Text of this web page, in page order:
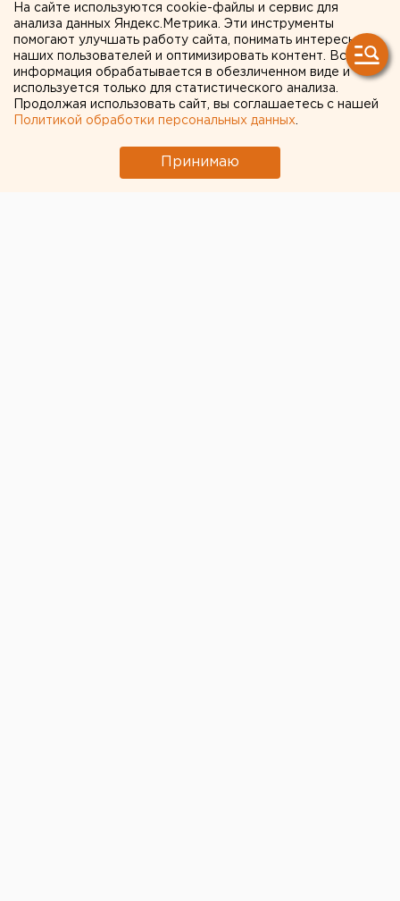
ЧИТАЙТЕ ТАКЖЕ:
Ракетная опасность угрожает Челябинской
области
Прокуратура не оставляет попыток добиться
сноса «Шарташ Пляжа» в Екатеринбурге
На сайте используются cookie-файлы и сервис для
анализа данных Яндекс.Метрика. Эти инструменты
помогают улучшать работу сайта, понимать интересы
наших пользователей и оптимизировать контент. Вся
информация обрабатывается в обезличенном виде и
используется только для статистического анализа.
Продолжая использовать сайт, вы соглашаетесь с нашей
Политикой обработки персональных данных
Принимаю